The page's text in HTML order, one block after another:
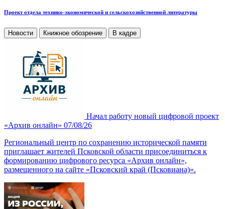
Проект отдела технико-экономической и сельскохозяйственной литературы
Новости Книжное обозрение В кадре
Начал работу новый цифровой проект
«Архив онлайн» 07/08/26
Региональный центр по сохранению исторической памяти
приглашает жителей Псковской области присоединиться к
формированию цифрового ресурса «Архив онлайн»,
размещенного на сайте «Псковский край (Псковиана)».